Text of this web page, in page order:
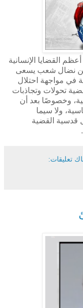
القضايا الإنسانية
عن نضال شعب يسعى
في مواجهة احتلال
تحولات وتجاذبات
وخصوصًا بعد أن
ولا سيما
قدسية القضية
تعليقات: